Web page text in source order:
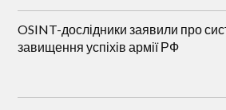
OSINT-дослідники заявили про
завищення успіхів армії РФ